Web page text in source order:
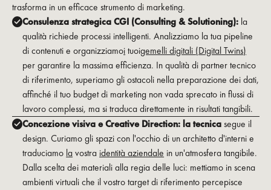
trasforma in un efficace strumento di marketing.
Consulenza strategica CGI (Consulting & Solutioning): la
qualità richiede processi intelligenti. Analizziamo la tua pipeline
di contenuti e organizziamoi tuoigemelli digitali (Digital Twins)
per garantire la massima efficienza. In qualità di partner tecnico
di riferimento, superiamo gli ostacoli nella preparazione dei dati,
affinché il tuo budget di marketing non vada sprecato in flussi di
lavoro complessi, ma si traduca direttamente in risultati tangibili.
Concezione visiva e Creative Direction: la tecnicasegue il
design. Curiamo gli spazi con l'occhio di un architetto d'interni e
traduciamo la vostra identità aziendale in un'atmosfera tangibile.
Dalla scelta dei materiali alla regia delle luci: mettiamo in scena
ambienti virtuali che il vostro target di riferimento percepisce